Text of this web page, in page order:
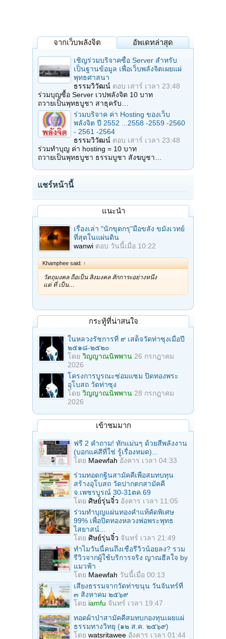
จากเว็บพลังจิต อัพเดทล่าสุด
เชิญร่วมบริจาคซื้อ Server สำหรับ
เป็นฐานข้อมูล เพื่อเว็บพลังจิตเผยแผ่
พุทธศาสนา
ธรรมวิวัฒน์ ตอบ เสาร์ เวลา 23:48
ร่วมบุญซื้อ Server เวปพลังจิต 10 บาท
ถวายเป็นพุทธบูชา สาธุครับ…
ร่วมบริจาค ค่า Hosting ของเว็บ
พลังจิต ปี 2552 ...2558 -2559 -2560
- 2561 -2564
ธรรมวิวัฒน์ ตอบ เสาร์ เวลา 23:48
ร่วมทำบุญ ค่า hosting = 10 บาท
ถวายเป็นพุทธบูชา ธรรมบูชา สังฆบูชา…
แชร์หน้านี้
แนะนำ
เรื่องเล่า "นักขุดกรุ"มือขลัง ขมังเวทย์
ที่สุดในแผ่นดิน
wanwi ตอบ วันนี้เมื่อ 10:22
Khamphee said: ↑
วัตถุมงคล ถือเป็น สิ่งมงคล สักการะอย่างหนึ่ง
แต่ ที่ เป็น…
กระทู้ที่น่าสนใจ
ในหลวงรัชการที่ ๙ เสด็จวัดท่าซุงเมื่อปี
๒๕๑๘-๒๕๒๐
โดย วิญญาณนิพพาน 26 กรกฎาคม
2026
โครงการบูรณะซ่อมแซม ปิดทองพระ
อุโบสถ วัดท่าซุง
โดย วิญญาณนิพพาน 28 กรกฎาคม
2026
เข้าชมมาก
ฟรี 2 คำถาม! ทักแม่นๆ ด้วยสีพลังงาน
(บอกแค่สีที่ใช่ รู้เรื่องหมด)...
โดย Maewfah อังคาร เวลา 04:33
ร่วมทอดกฐินสามัคคีเพื่อสมทบทุน
สร้างอุโบสถ วัดปากตกสามัคคี
จ.เพชรบูรณ์ 30-31ตค.69
โดย ศิษย์รุ่นจิ๋ว อังคาร เวลา 11:05
ร่วมทําบุญแผ่นทองคำแท้คัดพิเศษ
99% เพื่อปิดทองหลวงพ่อพระพุทธ
ไสยาสน์...
โดย ศิษย์รุ่นจิ๋ว จันทร์ เวลา 21:49
ทำไมวันนี้คนถึงเชื่อรีวิวน้อยลง? รวม
รีวิวจากผู้ใช้บริการจริง ญาณฮีลใจ by
แมวฟ้า
โดย Maewfah วันนี้เมื่อ 00:13
เสียงธรรมจากวัดท่าขนุน วันจันทร์ที่
๓ สิงหาคม ๒๕๖๙
โดย iamfu จันทร์ เวลา 19:47
ทอดผ้าป่าสามัคคีสมทบกองทุนเผยแผ่
ธรรมทางวิทยุ (๑๒ ส.ค. ๒๕๖๙)
โดย watsritawee อังคาร เวลา 01:44